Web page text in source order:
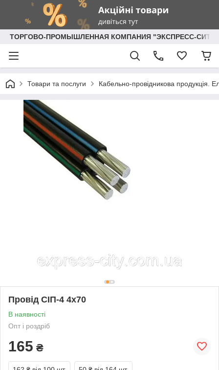
ТОРГОВО-ПРОМЫШЛЕННАЯ КОМПАНИЯ "ЭКСПРЕСС-СИТИ"
Товари та послуги Кабельно-провідникова продукція.
Провід СІП-4 4х70
В наявності
Опт і роздріб
165 ₴